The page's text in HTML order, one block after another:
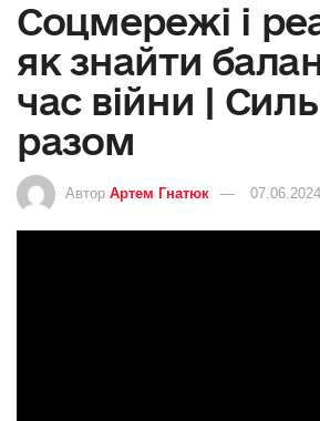
Соцмережі і
як знайти
час війни |
разом
Автор Артем Гнатюк 07.06.2024